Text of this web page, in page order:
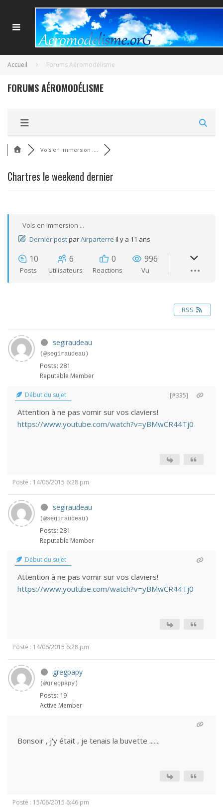
Accueil Forums Aéromodélisme
FORUMS AÉROMODÉLISME
Vols en immersion ....
Chartres le weekend dernier
Vols en immersion ...
Dernier postparAirparterre Il y a 11 ans
10
Posts
6
Utilisateurs
0
Reactions
996
Vu
RSS
segiraudeau
(@segiraudeau)
Posts: 281
Reputable Member
Début du sujet [#335]
Attention à ne pas vomir sur vos claviers!
https://www.youtube.com/watch?v=yBMwCR44Tj0
Posté : 14/06/2015 6:28 pm
segiraudeau
(@segiraudeau)
Posts: 281
Reputable Member
Début du sujet
Attention à ne pas vomir sur vos claviers!
https://www.youtube.com/watch?v=yBMwCR44Tj0
Posté : 14/06/2015 6:28 pm
gregpapy
(@gregpapy)
Posts: 19
Active Member
Bonsoir , j'y était , je tenais la buvette .......
Posté : 15/06/2015 6:46 pm